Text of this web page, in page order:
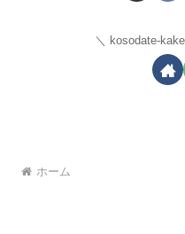
kosodate-
ホーム